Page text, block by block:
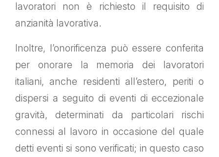
lavoratori non è richiesto il requisito di
anzianità lavorativa.
Inoltre, l’onorificenza può essere conferita
per onorare la memoria dei lavoratori
italiani, anche residenti all’estero, periti o
dispersi a seguito di eventi di eccezionale
gravità, determinati da particolari rischi
connessi al lavoro in occasione del quale
detti eventi si sono verificati; in questo caso